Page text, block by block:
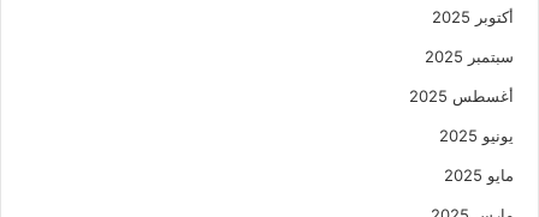
أكتوبر 2025
سبتمبر 2025
أغسطس 2025
يونيو 2025
مايو 2025